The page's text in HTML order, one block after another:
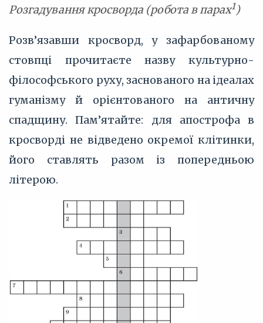
Розгадування кросворда (робота в парах1)
Розв’язавши кросворд, у зафарбованому
стовпці прочитаєте назву культурно-
філософського руху, заснованого на ідеалах
гуманізму й орієнтованого на античну
спадщину. Пам’ятайте: для апострофа в
кросворді не відведено окремої клітинки,
його ставлять разом із попередньою
літерою.